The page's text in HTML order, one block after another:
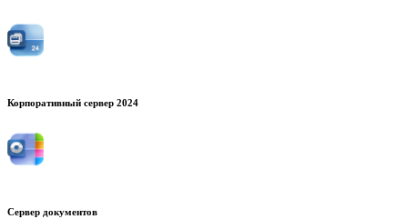
Корпоративный сервер 2024
Сервер документов